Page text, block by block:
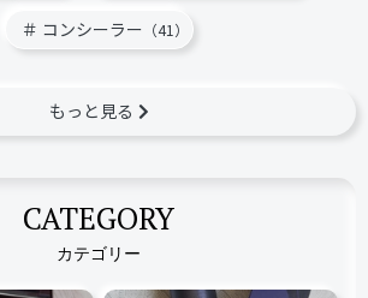
コンシーラー （41）
もっと見る
CATEGORY
カテゴリー